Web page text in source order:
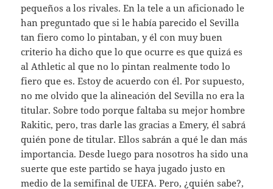
pequeños a los rivales. En la tele a un aficionado le
han preguntado que si le había parecido el Sevilla
tan fiero como lo pintaban, y él con muy buen
criterio ha dicho que lo que ocurre es que quizá es
al Athletic al que no lo pintan realmente todo lo
fiero que es. Estoy de acuerdo con él. Por supuesto,
no me olvido que la alineación del Sevilla no era la
titular. Sobre todo porque faltaba su mejor hombre
Rakitic, pero, tras darle las gracias a Emery, él sabrá
quién pone de titular. Ellos sabrán a qué le dan más
importancia. Desde luego para nosotros ha sido una
suerte que este partido se haya jugado justo en
medio de la semifinal de UEFA. Pero, ¿quién sabe?,